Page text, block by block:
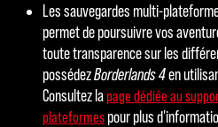
Les sauvegardes multi-
permet de poursuivre vos
toute transparence sur les
possédezBorderlands 4en
Consultez lapage dédiée au
plateformes pour plus